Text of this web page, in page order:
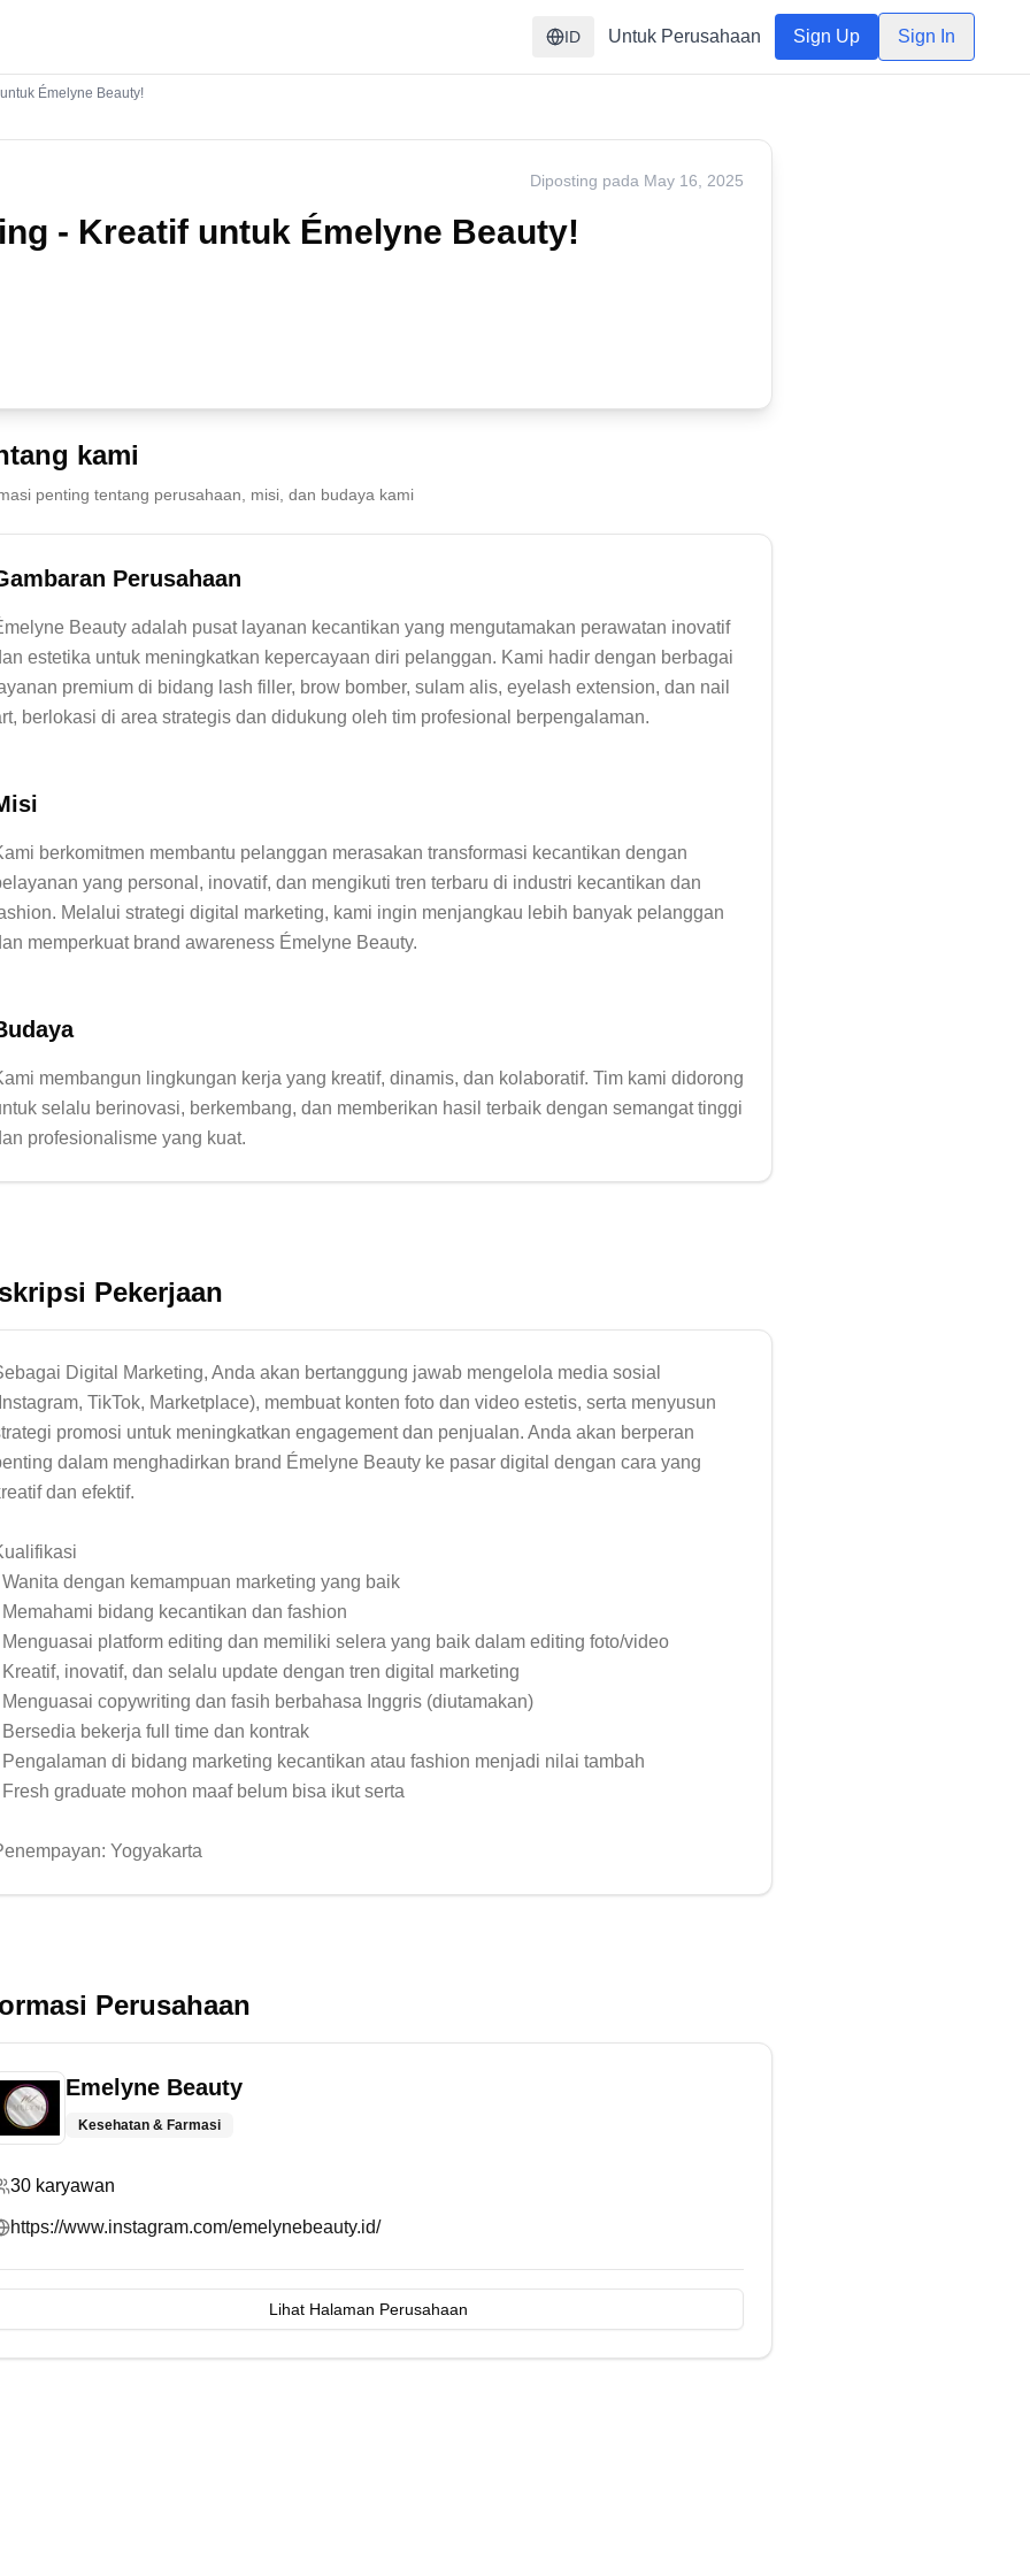
ID Untuk Perusahaan Sign Up Sign In
Émelyne Beauty!
Diposting pada May 16, 2025
- Kreatif untuk Émelyne Beauty!
kami
penting tentang perusahaan, misi, dan budaya kami
Perusahaan
Beauty adalah pusat layanan kecantikan yang mengutamakan perawatan inovatif
estetika untuk meningkatkan kepercayaan diri pelanggan. Kami hadir dengan berbagai
premium di bidang lash filler, brow bomber, sulam alis, eyelash extension, dan nail
berkomitmen membantu pelanggan merasakan transformasi kecantikan dengan
yang personal, inovatif, dan mengikuti tren terbaru di industri kecantikan dan
Melalui strategi digital marketing, kami ingin menjangkau lebih banyak pelanggan
membangun lingkungan kerja yang kreatif, dinamis, dan kolaboratif. Tim kami didorong
selalu berinovasi, berkembang, dan memberikan hasil terbaik dengan semangat tinggi
Pekerjaan
Digital Marketing, Anda akan bertanggung jawab mengelola media sosial
TikTok, Marketplace), membuat konten foto dan video estetis, serta menyusun
promosi untuk meningkatkan engagement dan penjualan. Anda akan berperan
dalam menghadirkan brand Émelyne Beauty ke pasar digital dengan cara yang
dan efektif.
Wanita dengan kemampuan marketing yang baik
Memahami bidang kecantikan dan fashion
Menguasai platform editing dan memiliki selera yang baik dalam editing foto/video
Kreatif, inovatif, dan selalu update dengan tren digital marketing
Menguasai copywriting dan fasih berbahasa Inggris (diutamakan)
Bersedia bekerja full time dan kontrak
Pengalaman di bidang marketing kecantikan atau fashion menjadi nilai tambah
Fresh graduate mohon maaf belum bisa ikut serta
Yogyakarta
Perusahaan
Emelyne Beauty
Kesehatan & Farmasi
30 karyawan
https://www.instagram.com/emelynebeauty.id/
Lihat Halaman Perusahaan